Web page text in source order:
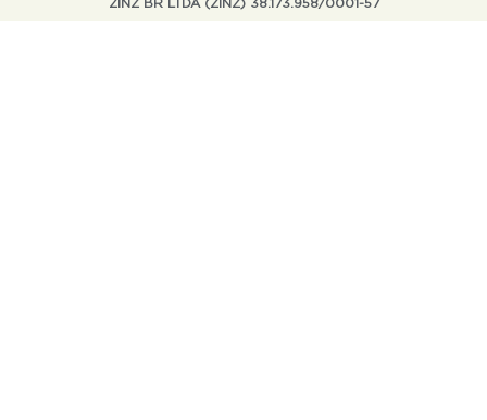
ZINZ BR LTDA (ZINZ) 38.173.958/0001-57